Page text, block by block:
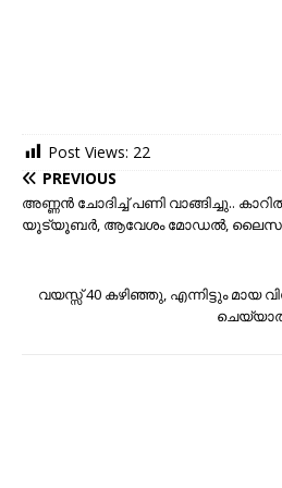
Post Views: 22
PREVIOUS
അണ്ണൻ ചോദിച്ച് പണി വാങ്ങിച്ചു..
യൂട്യൂബർ, ആവേശം മോഡൽ, ലൈസൻസ്
വയസ്സ് 40 കഴിഞ്ഞു, എന്നിട്ടും മായ